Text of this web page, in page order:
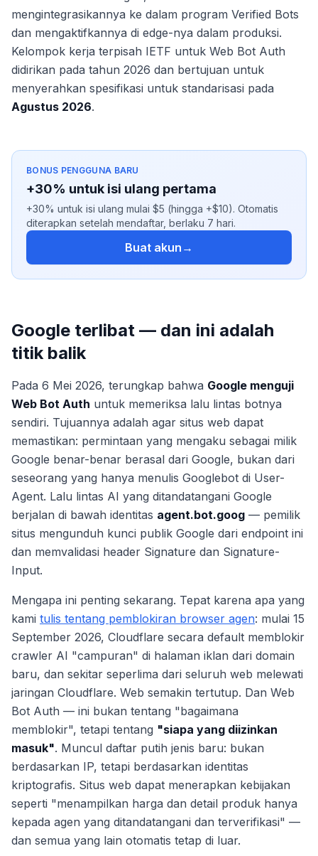
mengintegrasikannya ke dalam program Verified Bots
dan mengaktifkannya di edge-nya dalam produksi.
Kelompok kerja terpisah IETF untuk Web Bot Auth
didirikan pada tahun 2026 dan bertujuan untuk
menyerahkan spesifikasi untuk standarisasi pada
Agustus 2026.
BONUS PENGGUNA BARU
+30% untuk isi ulang pertama
+30% untuk isi ulang mulai $5 (hingga +$10). Otomatis
diterapkan setelah mendaftar, berlaku 7 hari.
Buat akun →
Google terlibat — dan ini adalah
titik balik
Pada 6 Mei 2026, terungkap bahwa Google menguji
Web Bot Auth untuk memeriksa lalu lintas botnya
sendiri. Tujuannya adalah agar situs web dapat
memastikan: permintaan yang mengaku sebagai milik
Google benar-benar berasal dari Google, bukan dari
seseorang yang hanya menulis Googlebot di User-
Agent. Lalu lintas AI yang ditandatangani Google
berjalan di bawah identitas agent.bot.goog — pemilik
situs mengunduh kunci publik Google dari endpoint ini
dan memvalidasi header Signature dan Signature-
Input.
Mengapa ini penting sekarang. Tepat karena apa yang
kami tulis tentang pemblokiran browser agen: mulai 15
September 2026, Cloudflare secara default memblokir
crawler AI "campuran" di halaman iklan dari domain
baru, dan sekitar seperlima dari seluruh web melewati
jaringan Cloudflare. Web semakin tertutup. Dan Web
Bot Auth — ini bukan tentang "bagaimana
memblokir", tetapi tentang "siapa yang diizinkan
masuk". Muncul daftar putih jenis baru: bukan
berdasarkan IP, tetapi berdasarkan identitas
kriptografis. Situs web dapat menerapkan kebijakan
seperti "menampilkan harga dan detail produk hanya
kepada agen yang ditandatangani dan terverifikasi" —
dan semua yang lain otomatis tetap di luar.